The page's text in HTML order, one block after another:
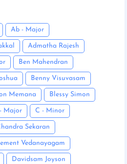
Ab - Major
Admatha Rajesh
Ben Mahendran
Benny Visuvasam
Memana Blessy Simon
Major C - Minor
Sekaran
Vedanayagam
Davidsam Joyson